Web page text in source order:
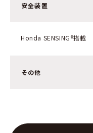
安全装置
Honda SENSING®搭載
その他